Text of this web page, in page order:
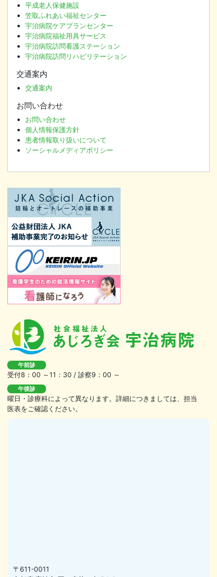
平成老人保健施設
笠取ふれあい福祉センター
宇治病院ケアプランセンター
宇治病院福祉用具サービス
宇治病院訪問看護ステーション
宇治病院訪問リハビリテーション
交通案内
交通案内
お問い合わせ
お問い合わせ
個人情報保護方針
患者情報取り扱いについて
ソーシャルメディアポリシー
午前診
受付8：00 ～11：30 / 診察9：00 ～
午後診
曜日・診療科によって異なります。詳細につきましては、担当
医表をご確認ください。
〒611-0011